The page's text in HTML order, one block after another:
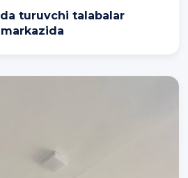
turuvchi talabalar
markazida